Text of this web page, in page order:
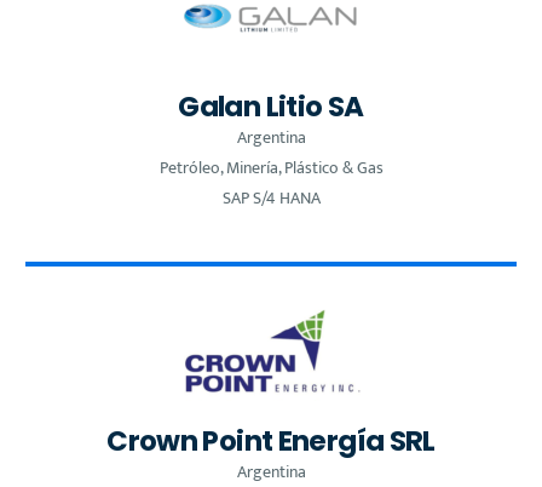
Galan Litio SA
Argentina
Petróleo, Minería, Plástico & Gas
SAP S/4 HANA
Crown Point Energía SRL
Argentina